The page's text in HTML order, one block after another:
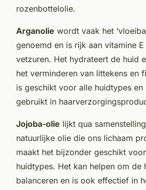
rozenbottelolie.
Arganolie wordt vaak het
genoemd en is rijk aan vitamine E
vetzuren. Het hydrateert de huid
het verminderen van littekens en
is geschikt voor alle huidtypes
gebruikt in
Jojoba-olie lijkt qua
natuurlijke olie die ons lichaam
maakt het bijzonder geschikt
huidtypes. Het kan helpen om de
balanceren en is ook effectief in